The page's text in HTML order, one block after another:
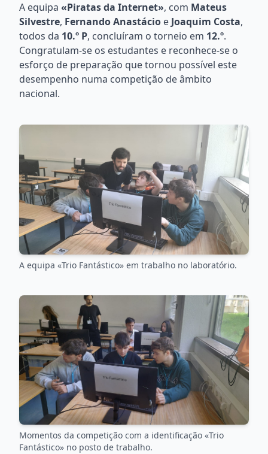
A equipa «Piratas da Internet», com Mateus
Silvestre, Fernando Anastácio e Joaquim Costa,
todos da 10.º P, concluíram o torneio em 12.º.
Congratulam-se os estudantes e reconhece-se o
esforço de preparação que tornou possível este
desempenho numa competição de âmbito
nacional.
A equipa «Trio Fantástico» em trabalho no laboratório.
Momentos da competição com a identificação «Trio
Fantástico» no posto de trabalho.